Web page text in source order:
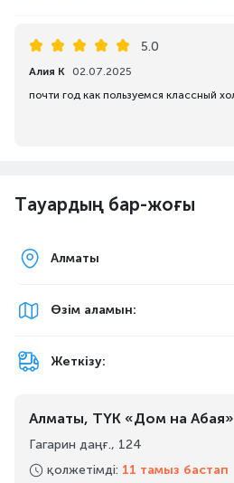
5.0
Алия К 02.07.2025
Тауардың бар-жоғы
Алматы
Өзім аламын:
Жеткізу:
Алматы, ТҮК «Дом на Абая»
Гагарин даңғ., 124
қолжетімді: 11 тамыз бастап